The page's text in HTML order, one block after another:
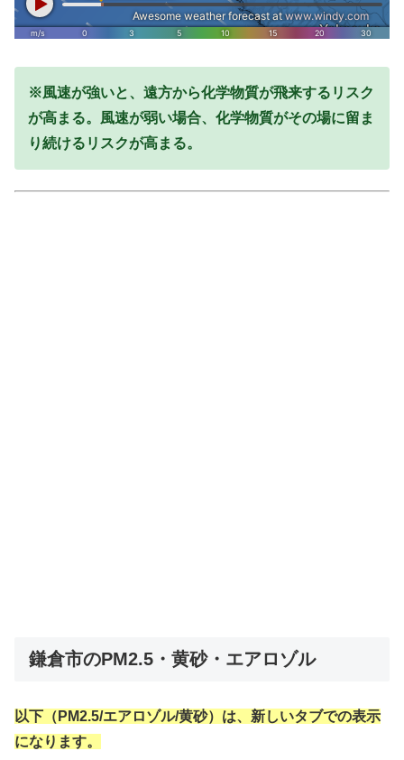
※風速が強いと、遠方から化学物質が飛来するリスク
が高まる。風速が弱い場合、化学物質がその場に留ま
り続けるリスクが高まる。
鎌倉市のPM2.5・黄砂・エアロゾル
以下（PM2.5/エアロゾル/黄砂）は、新しいタブでの表示
になります。